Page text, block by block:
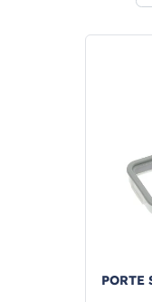
PORTE